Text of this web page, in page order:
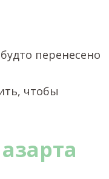
перенесено
чтобы